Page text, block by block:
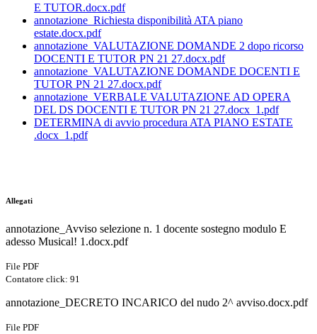
E TUTOR.docx.pdf
annotazione_Richiesta disponibilità ATA piano
estate.docx.pdf
annotazione_VALUTAZIONE DOMANDE 2 dopo ricorso
DOCENTI E TUTOR PN 21 27.docx.pdf
annotazione_VALUTAZIONE DOMANDE DOCENTI E
TUTOR PN 21 27.docx.pdf
annotazione_VERBALE VALUTAZIONE AD OPERA
DEL DS DOCENTI E TUTOR PN 21 27.docx_1.pdf
DETERMINA di avvio procedura ATA PIANO ESTATE
.docx_1.pdf
Allegati
annotazione_Avviso selezione n. 1 docente sostegno modulo E
adesso Musical! 1.docx.pdf
File PDF
Contatore click: 91
annotazione_DECRETO INCARICO del nudo 2^ avviso.docx.pdf
File PDF